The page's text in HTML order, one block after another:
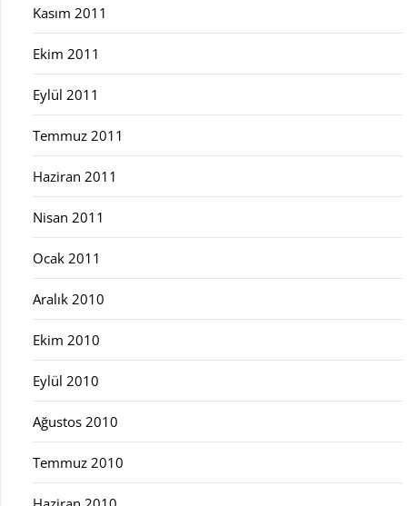
Kasım 2011
Ekim 2011
Eylül 2011
Temmuz 2011
Haziran 2011
Nisan 2011
Ocak 2011
Aralık 2010
Ekim 2010
Eylül 2010
Ağustos 2010
Temmuz 2010